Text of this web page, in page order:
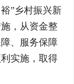
”乡村振兴新
，从资金整
、服务保障
实施，取得